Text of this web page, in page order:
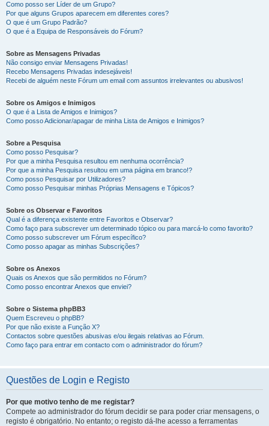
Como posso ser Líder de um Grupo?
Por que alguns Grupos aparecem em diferentes cores?
O que é um Grupo Padrão?
O que é a Equipa de Responsáveis do Fórum?
Sobre as Mensagens Privadas
Não consigo enviar Mensagens Privadas!
Recebo Mensagens Privadas indesejáveis!
Recebi de alguém neste Fórum um email com assuntos irrelevantes ou abusivos!
Sobre os Amigos e Inimigos
O que é a Lista de Amigos e Inimigos?
Como posso Adicionar/apagar de minha Lista de Amigos e Inimigos?
Sobre a Pesquisa
Como posso Pesquisar?
Por que a minha Pesquisa resultou em nenhuma ocorrência?
Por que a minha Pesquisa resultou em uma página em branco!?
Como posso Pesquisar por Utilizadores?
Como posso Pesquisar minhas Próprias Mensagens e Tópicos?
Sobre os Observar e Favoritos
Qual é a diferença existente entre Favoritos e Observar?
Como faço para subscrever um determinado tópico ou para marcá-lo como favorito?
Como posso subscrever um Fórum específico?
Como posso apagar as minhas Subscrições?
Sobre os Anexos
Quais os Anexos que são permitidos no Fórum?
Como posso encontrar Anexos que enviei?
Sobre o Sistema phpBB3
Quem Escreveu o phpBB?
Por que não existe a Função X?
Contactos sobre questões abusivas e/ou ilegais relativas ao Fórum.
Como faço para entrar em contacto com o administrador do fórum?
Questões de Login e Registo
Por que motivo tenho de me registar?
Compete ao administrador do fórum decidir se para poder criar mensagens, o
registo é obrigatório. No entanto; o registo dá-lhe acesso a ferramentas